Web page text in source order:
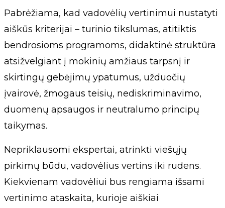
Pabrėžiama, kad vadovėlių vertinimui nustatyti
aiškūs kriterijai – turinio tikslumas, atitiktis
bendrosioms programoms, didaktinė struktūra
atsižvelgiant į mokinių amžiaus tarpsnį ir
skirtingų gebėjimų ypatumus, užduočių
įvairovė, žmogaus teisių, nediskriminavimo,
duomenų apsaugos ir neutralumo principų
taikymas.
Nepriklausomi ekspertai, atrinkti viešųjų
pirkimų būdu, vadovėlius vertins iki rudens.
Kiekvienam vadovėliui bus rengiama išsami
vertinimo ataskaita, kurioje aiškiai